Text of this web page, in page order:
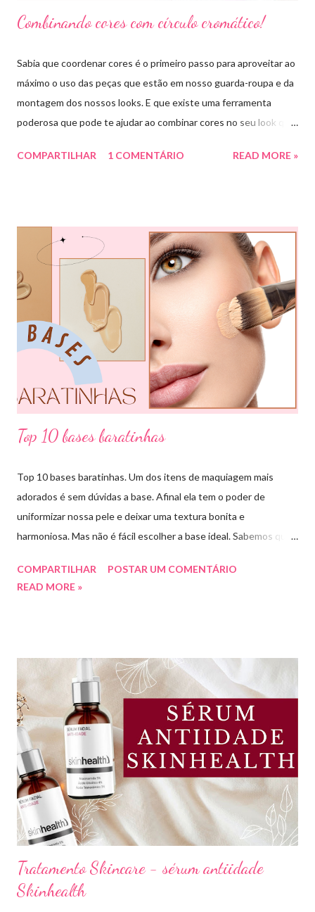
Combinando cores com círculo cromático!
Sabia que coordenar cores é o primeiro passo para aproveitar ao
máximo o uso das peças que estão em nosso guarda-roupa e da
montagem dos nossos looks. E que existe uma ferramenta
poderosa que pode te ajudar ao combinar cores no seu look que
divido em 12 pedaços, onde cada um pedaço apresenta uma cor,
para nossos looks criando produções incríveis. Essa ferramenta
é super usada por profissionais da moda, porém qualquer pessoa
pode usar e garanto pra vocês que ajuda muitooo! Bora conferir
algumas das combinações de cores que podemos fazer com o
círculo cromático: COMBINAÇÃO MONOCROMÁTICA: uma
única cor ou a combinação de tom sobre tom (entre variação de
claro e escuro dessa mesma cor). COMBINAÇÃO ANÁLOGA:
COMPARTILHAR 1 COMENTÁRIO READ MORE »
Top 10 bases baratinhas
Top 10 bases baratinhas. Um dos itens de maquiagem mais
adorados é sem dúvidas a base. Afinal ela tem o poder de
uniformizar nossa pele e deixar uma textura bonita e
harmoniosa. Mas não é fácil escolher a base ideal. Sabemos que
hoje eu trouxe uma top lista com 10 bases nacionais com ótimo
Lima. Compartilhando dicas de produtos, resenhas, rotinas de
beleza, bem-estar e autoestima. TOP 10 BASES BARATINHAS
Escolher uma boa base para a maquiagem não é algo tão simples.
Afinal temos que avaliar para qual tipo de pele, tonalidade,
subtom, ativos (se for o caso) e ainda o preço. Neste vídeo do
meu canal mostrei como vocês podem comprar uma base sem
errar na cor. É um site que tem salvado minha vida,...
COMPARTILHAR
POSTAR UM COMENTÁRIO
READ MORE »
Tratamento Skincare - sérum antiidade
Skinhealth